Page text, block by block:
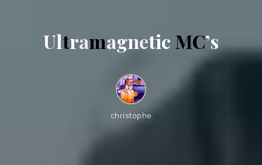
Ultramagnetic MC’s
christophe